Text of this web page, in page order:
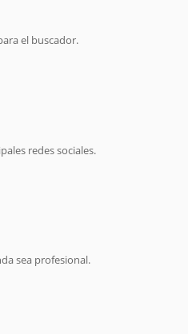
el buscador.
redes sociales.
sea profesional.